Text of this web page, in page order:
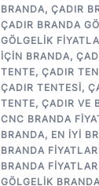
BRANDA, ÇADIR
ÇADIR BRANDA
GÖLGELIK
IÇIN BRANDA,
TENTE, ÇADIR
ÇADIR TENTESI,
TENTE, ÇADIR VE
CNC BRANDA
BRANDA, EN IYI
BRANDA
BRANDA
GÖLGELIK BRANDA